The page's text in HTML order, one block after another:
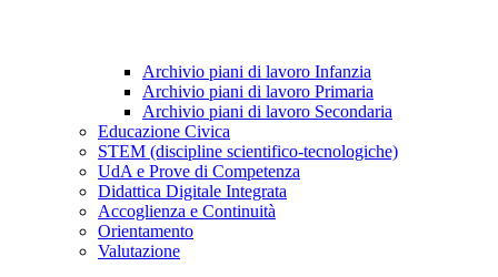
Archivio piani di lavoro Infanzia
Archivio piani di lavoro Primaria
Archivio piani di lavoro Secondaria
Educazione Civica
STEM (discipline scientifico-tecnologiche)
UdA e Prove di Competenza
Didattica Digitale Integrata
Accoglienza e Continuità
Orientamento
Valutazione